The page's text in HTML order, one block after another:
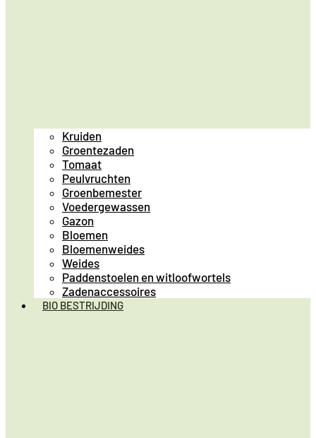
Kruiden
Groentezaden
Tomaat
Peulvruchten
Groenbemester
Voedergewassen
Gazon
Bloemen
Bloemenweides
Weides
Paddenstoelen en witloofwortels
Zadenaccessoires
BIO BESTRIJDING